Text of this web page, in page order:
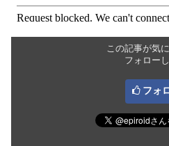
この記事が気
フォロー
フォ